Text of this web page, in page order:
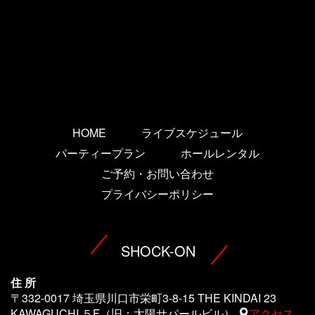
HOME
ライブスケジュール
パーティープラン
ホールレンタル
ご予約・お問い合わせ
プライバシーポリシー
SHOCK-ON
住 所
〒332-0017 埼玉県川口市栄町3-8-15 THE KINDAI 23